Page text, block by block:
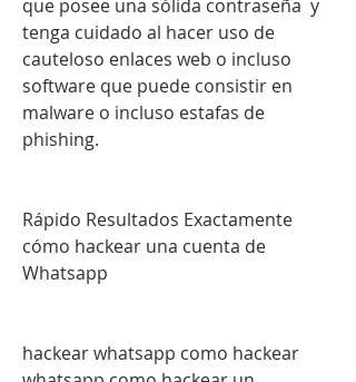
que posee una sólida contraseña  y
tenga cuidado al hacer uso de
cauteloso enlaces web o incluso
software que puede consistir en
malware o incluso estafas de
phishing.
Rápido Resultados Exactamente
cómo hackear una cuenta de
Whatsapp
hackear whatsapp como hackear